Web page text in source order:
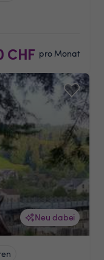
CHF pro Monat
Neu dabei